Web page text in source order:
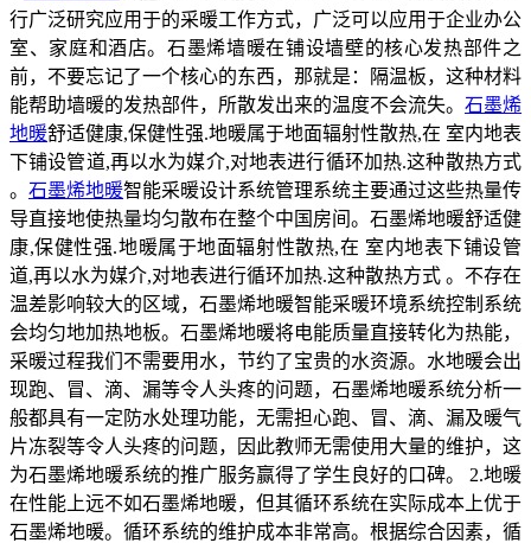
行广泛研究应用于的采暖工作方式，广泛可以应用于企业办公
室、家庭和酒店。石墨烯墙暖在铺设墙壁的核心发热部件之
前，不要忘记了一个核心的东西，那就是：隔温板，这种材料
能帮助墙暖的发热部件，所散发出来的温度不会流失。 石墨烯
地暖舒适健康,保健性强.地暖属于地面辐射性散热,在 室内地表
下铺设管道,再以水为媒介,对地表进行循环加热.这种散热方式
。 石墨烯地暖智能采暖设计系统管理系统主要通过这些热量传
导直接地使热量均匀散布在整个中国房间。石墨烯地暖舒适健
康,保健性强.地暖属于地面辐射性散热,在 室内地表下铺设管
道,再以水为媒介,对地表进行循环加热.这种散热方式 。不存在
温差影响较大的区域，石墨烯地暖智能采暖环境系统控制系统
会均匀地加热地板。石墨烯地暖将电能质量直接转化为热能，
采暖过程我们不需要用水，节约了宝贵的水资源。水地暖会出
现跑、冒、滴、漏等令人头疼的问题，石墨烯地暖系统分析一
般都具有一定防水处理功能，无需担心跑、冒、滴、漏及暖气
片冻裂等令人头疼的问题，因此教师无需使用大量的维护，这
为石墨烯地暖系统的推广服务赢得了学生良好的口碑。 2.地暖
在性能上远不如石墨烯地暖，但其循环系统在实际成本上优于
石墨烯地暖。循环系统的维护成本非常高。根据综合因素，循